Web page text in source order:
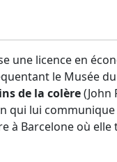
une licence en
le Musée
de la colère(John
qui lui
à Barcelone où elle